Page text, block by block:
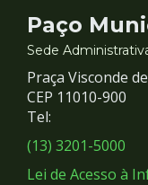
e
Redes
Sociais
Paço
Sede
Praça Visconde
CEP 11010-900
Tel:
(13) 3201-5000
Lei de Acesso à